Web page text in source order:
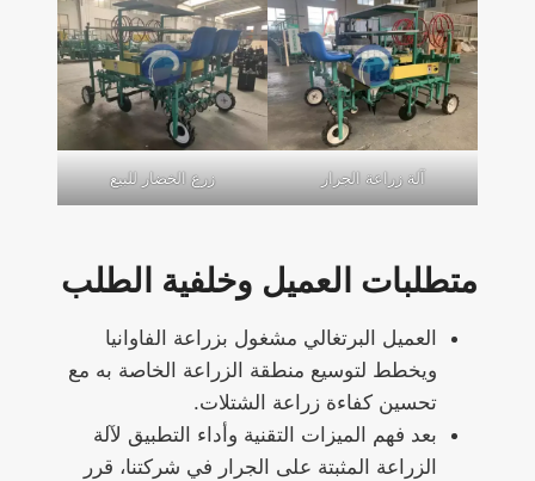
آلة زراعة الجرار زرع الخضار للبيع
متطلبات العميل وخلفية الطلب
العميل البرتغالي مشغول بزراعة الفاوانيا
ويخطط لتوسيع منطقة الزراعة الخاصة به مع
تحسين كفاءة زراعة الشتلات.
بعد فهم الميزات التقنية وأداء التطبيق لآلة
الزراعة المثبتة على الجرار في شركتنا، قرر